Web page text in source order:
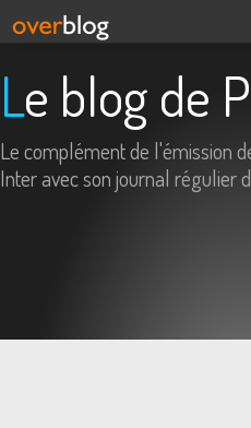
Le blog de
Le complément de l'émission
Inter avec son journal régulier